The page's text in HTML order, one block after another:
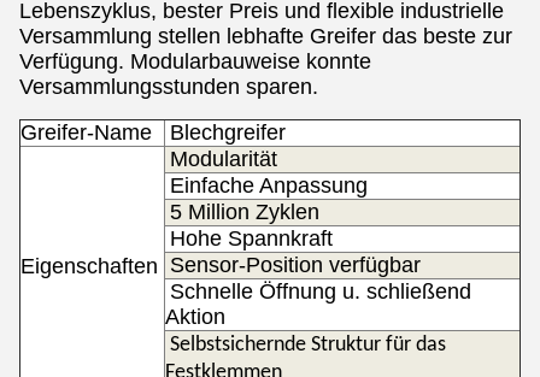
Lebenszyklus, bester Preis und flexible industrielle
Versammlung stellen lebhafte Greifer das beste zur
Verfügung. Modularbauweise konnte
Versammlungsstunden sparen.
Greifer-Name
Blechgreifer
Eigenschaften
Modularität
Einfache Anpassung
5 Million Zyklen
Hohe Spannkraft
Sensor-Position verfügbar
Schnelle Öffnung u. schließend
Aktion
Selbstsichernde Struktur für das